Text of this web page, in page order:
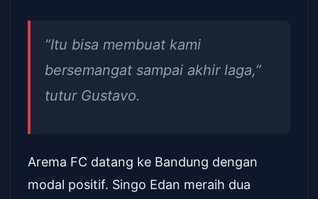
“Itu bisa membuat kami
bersemangat sampai akhir laga,”
tutur Gustavo.
Arema FC datang ke Bandung dengan
modal positif. Singo Edan meraih dua